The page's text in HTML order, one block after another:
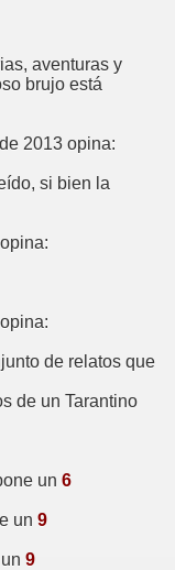
aventuras y
brujo está
2013 opina:
si bien la
de relatos que
de un Tarantino
un 6
un 9
9